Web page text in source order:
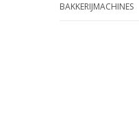
BAKKERIJMACHINES